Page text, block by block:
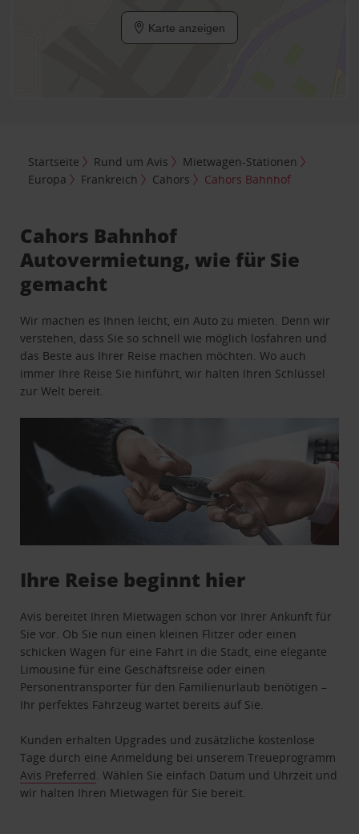
Karte anzeigen
Startseite Rund um Avis
Mietwagen-Stationen
Europa
Frankreich Cahors Cahors Bahnhof
Cahors Bahnhof
Autovermietung, wie für Sie
gemacht
Wir machen es Ihnen leicht, ein Auto zu mieten. Denn wir
verstehen, dass Sie so schnell wie möglich losfahren und
das Beste aus Ihrer Reise machen möchten. Wo auch
immer Ihre Reise Sie hinführt, wir halten Ihren Schlüssel
zur Welt bereit.
Ihre Reise beginnt hier
Avis bereitet Ihren Mietwagen schon vor Ihrer Ankunft für
Sie vor. Ob Sie nun einen kleinen Flitzer oder einen
schicken Wagen für eine Fahrt in die Stadt, eine elegante
Limousine für eine Geschäftsreise oder einen
Personentransporter für den Familienurlaub benötigen –
Ihr perfektes Fahrzeug wartet bereits auf Sie.
Kunden erhalten Upgrades und zusätzliche kostenlose
Tage durch eine Anmeldung bei unserem Treueprogramm
Avis Preferred . Wählen Sie einfach Datum und Uhrzeit und
wir halten Ihren Mietwagen für Sie bereit.